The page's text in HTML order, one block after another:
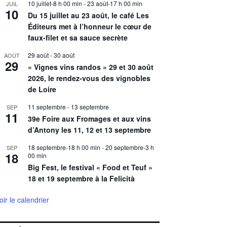
JUIL
10
10 juillet-8 h 00 min -23 août-17 h 00 min
Du 15 juillet au 23 août, le café Les
Éditeurs met à l’honneur le cœur de
faux-filet et sa sauce secrète
AOÛT
29
29 août-30 août
« Vignes vins randos » 29 et 30 août
2026, le rendez-vous des vignobles
de Loire
SEP
11
11 septembre - 13 septembre
39e Foire aux Fromages et aux vins
d’Antony les 11, 12 et 13 septembre
SEP
18
18 septembre-18 h 00 min -20 septembre-3 h
00 min
Big Fest, le festival « Food et Teuf »
18 et 19 septembre à la Felicità
le calendrier